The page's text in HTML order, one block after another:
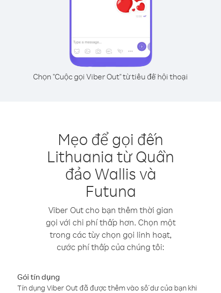
Chọn "Cuộc gọi Viber Out" từ tiêu đề hội thoại
Mẹo để gọi đến
Lithuania từ Quần
đảo Wallis và
Futuna
Viber Out cho bạn thêm thời gian
gọi với chi phí thấp hơn. Chọn một
trong các tùy chọn gọi linh hoạt,
cước phí thấp của chúng tôi:
Gói tín dụng
Tín dụng Viber Out đã được thêm vào số dư của bạn khi